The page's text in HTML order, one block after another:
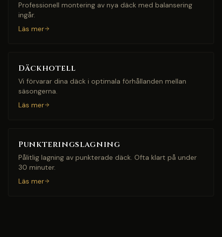
Professionell montering av nya däck med balansering
ingår.
Läs mer
Däckhotell
Vi förvarar dina däck i optimala förhållanden mellan
säsongerna.
Läs mer
Punkteringslagning
Pålitlig lagning av punkterade däck. Ofta klart på under
30 minuter.
Läs mer